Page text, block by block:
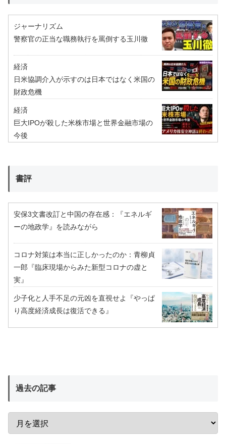
ジャーナリズム
警察官の正当な職務執行を罵倒する玉川徹
経済
日米協調介入が示すのは日本ではなく米国の
財政危機
経済
巨大IPOが殺した米株市場と世界金融市場の
今後
書評
安保3文書改訂と中国の存在感：『エネルギ
ーの地政学』を読みながら
コロナ対策は本当に正しかったのか：青柳貞
一郎『臨床現場からみた新型コロナの虚と
実』
少子化と人手不足の元凶を直視せよ『やっぱ
り高度経済成長は復活できる』
過去の記事